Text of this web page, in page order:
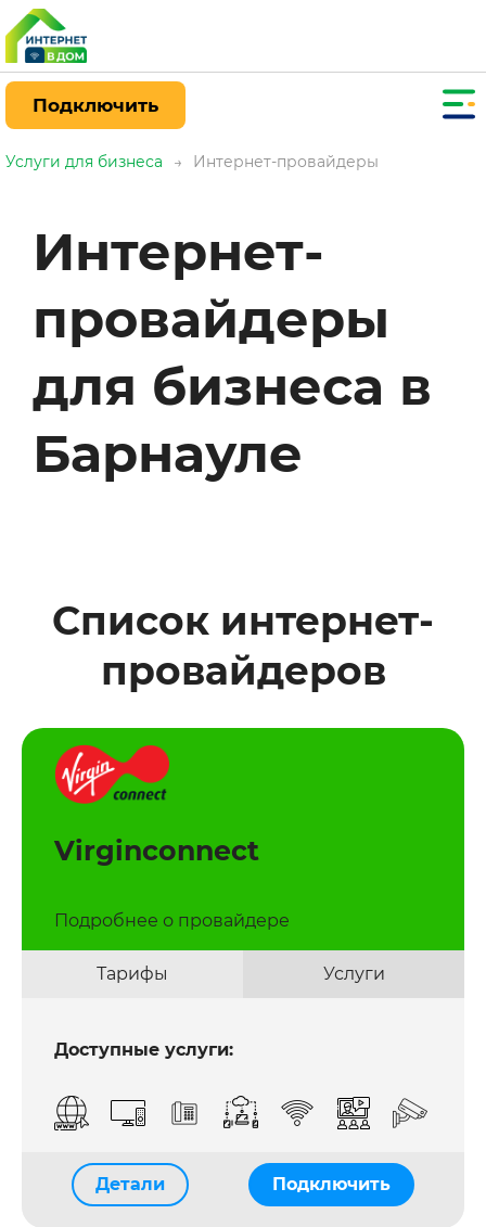
Подключить
Услуги для бизнеса → Интернет-провайдеры
Интернет-
провайдеры
для бизнеса в
Барнауле
Список интернет-
провайдеров
Virginconnect
Подробнее о провайдере
Тарифы Услуги
Доступные услуги:
Детали Подключить